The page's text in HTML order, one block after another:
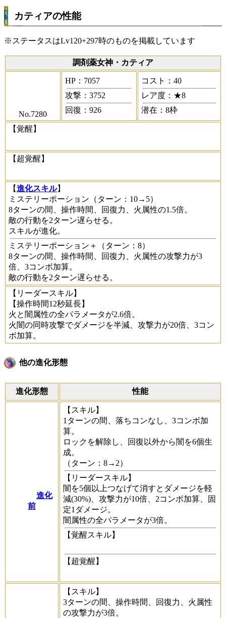
カティアの性能
※ステータスはLv120+297時のものを掲載しています
調剤薬女神・カティア
No.7280
HP：7057
攻撃：3752
回復：926
コスト：40
レア度：★8
潜在：8枠
【覚醒】
【超覚醒】
【進化スキル】
ミステリーポーション （ターン：10→5）
8ターンの間、操作時間、回復力、火属性の1.5倍。
敵の行動を2ターン遅らせる。
スキルが進化。
ミステリーポーション＋
（ターン：8）
8ターンの間、操作時間、回復力、火属性の攻撃力が3
倍、3コンボ加算。
敵の行動を2ターン遅らせる。
【リーダースキル】
【操作時間12秒延長】
火と闇属性の全パラメータが2.6倍。
火闇の同時攻撃でダメージを半減、攻撃力が20倍、3コン
ボ加算。
他の進化形態
進化形態 性能
進化
前
【スキル】
1ターンの間、落ちコンなし、3コンボ加
算。
ロックを解除し、回復以外から闇を6個生
成。
（ターン：8→2）
【リーダースキル】
闇を5個以上つなげて消すとダメージを軽
減(30%)、攻撃力が10倍、2コンボ加算、固
定1ダメージ。
闇属性の全パラメータが3倍。
【覚醒スキル】
【超覚醒】
【スキル】
3ターンの間、操作時間、回復力、火属性
の攻撃力が3倍。